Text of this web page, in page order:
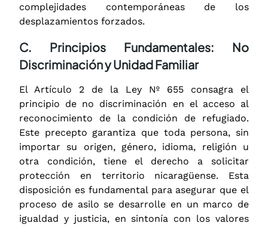
complejidades contemporáneas de los
desplazamientos forzados.
C. Principios Fundamentales: No
Discriminación y Unidad Familiar
El Artículo 2 de la Ley Nº 655 consagra el
principio de no discriminación en el acceso al
reconocimiento de la condición de refugiado.
Este precepto garantiza que toda persona, sin
importar su origen, género, idioma, religión u
otra condición, tiene el derecho a solicitar
protección en territorio nicaragüense. Esta
disposición es fundamental para asegurar que el
proceso de asilo se desarrolle en un marco de
igualdad y justicia, en sintonía con los valores